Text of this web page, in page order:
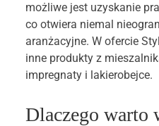
możliwe jest uzyskanie
co otwiera niemal
aranżacyjne. W ofercie
inne produkty z
impregnaty i lakierobejce.
Dlaczego warto